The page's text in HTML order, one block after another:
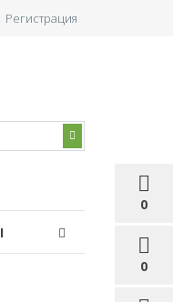
0
0
Регистрация